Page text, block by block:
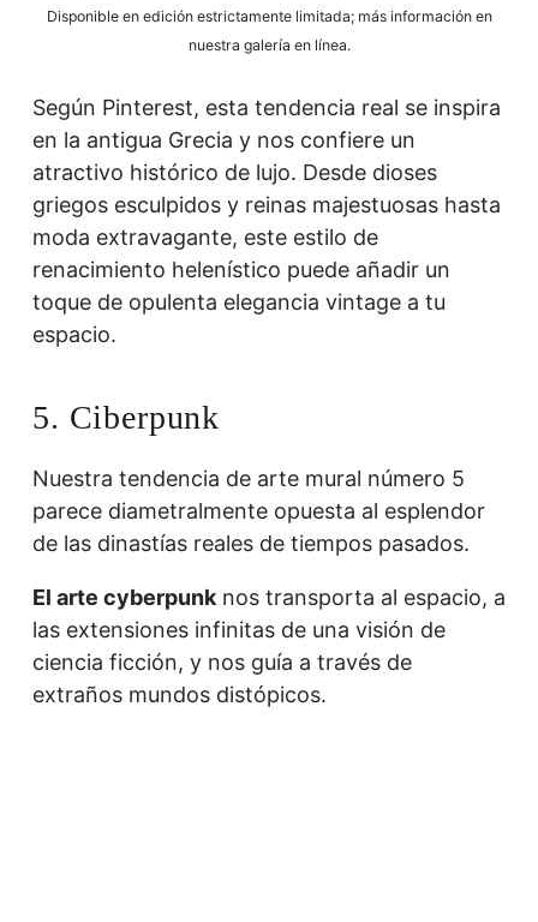
Disponible en edición estrictamente limitada; más información en
nuestra galería en línea.
Según Pinterest, esta tendencia real se inspira
en la antigua Grecia y nos confiere un
atractivo histórico de lujo. Desde dioses
griegos esculpidos y reinas majestuosas hasta
moda extravagante, este estilo de
renacimiento helenístico puede añadir un
toque de opulenta elegancia vintage a tu
espacio.
5. Ciberpunk
Nuestra tendencia de arte mural número 5
parece diametralmente opuesta al esplendor
de las dinastías reales de tiempos pasados.
El arte cyberpunknos transporta al espacio, a
las extensiones infinitas de una visión de
ciencia ficción, y nos guía a través de
extraños mundos distópicos.